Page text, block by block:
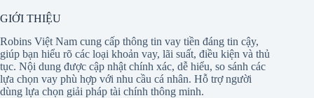
GIỚI THIỆU
Robins Việt Nam cung cấp thông tin vay tiền đáng tin cậy,
giúp bạn hiểu rõ các loại khoản vay, lãi suất, điều kiện và thủ
tục. Nội dung được cập nhật chính xác, dễ hiểu, so sánh các
lựa chọn vay phù hợp với nhu cầu cá nhân. Hỗ trợ người
dùng lựa chọn giải pháp tài chính thông minh.